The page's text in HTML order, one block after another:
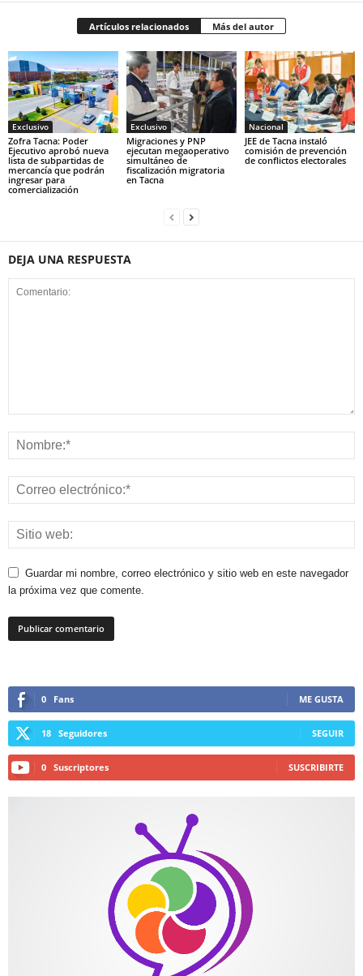
Artículos relacionados Más del autor
Exclusivo
Zofra Tacna: Poder
Ejecutivo aprobó nueva
lista de subpartidas de
mercancía que podrán
ingresar para
comercialización
Exclusivo
Migraciones y PNP
ejecutan megaoperativo
simultáneo de
fiscalización migratoria
en Tacna
Nacional
JEE de Tacna instaló
comisión de prevención
de conflictos electorales
DEJA UNA RESPUESTA
Guardar mi nombre, correo electrónico y sitio web en este navegador
la próxima vez que comente.
0 Fans ME GUSTA
18 Seguidores SEGUIR
0 Suscriptores SUSCRIBIRTE